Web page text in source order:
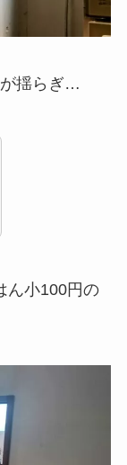
揺らぎ…
ん小100円の